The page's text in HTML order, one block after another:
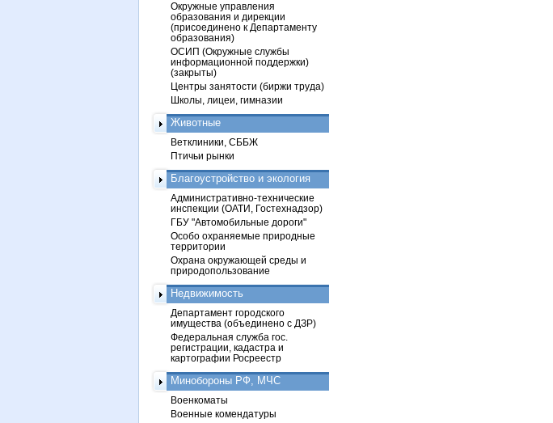
Окружные управления
образования и дирекции
(присоединено к Департаменту
образования)
ОСИП (Окружные службы
информационной поддержки)
(закрыты)
Центры занятости (биржи труда)
Школы, лицеи, гимназии
Животные
Ветклиники, СББЖ
Птичьи рынки
Благоустройство и экология
Административно-технические
инспекции (ОАТИ, Гостехнадзор)
ГБУ "Автомобильные дороги"
Особо охраняемые природные
территории
Охрана окружающей среды и
природопользование
Недвижимость
Департамент городского
имущества (объединено с ДЗР)
Федеральная служба гос.
регистрации, кадастра и
картографии Росреестр
Минобороны РФ, МЧС
Военкоматы
Военные комендатуры